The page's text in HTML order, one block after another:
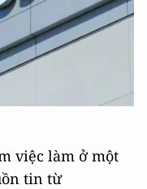
việc làm ở một
tin từ